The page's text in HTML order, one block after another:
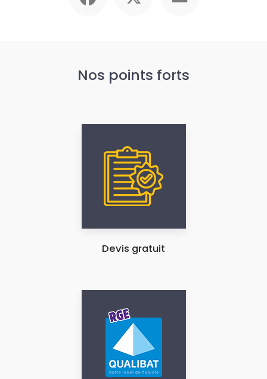
Nos points forts
Devis gratuit